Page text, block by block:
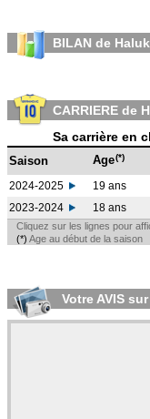
BILAN de
CARRIERE de
Sa carrière en
Saison Age(*)
2024-2025 19 ans
2023-2024
18 ans
Cliquez sur les lignes pour
(*) Age au début de la saison
Votre AVIS